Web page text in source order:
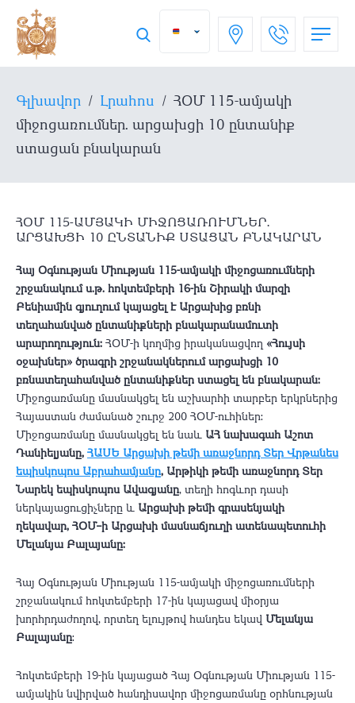
Գլխավոր / Լրահոս / ՀՕՄ 115-ամյակի
միջոցառումներ․ արցախցի 10 ընտանիք
ստացան բնակարան
ՀՕՄ 115-ԱՄՅԱԿԻ ՄԻՋՈՑԱՌՈՒՄՆԵՐ․
ԱՐՑԱԽՑԻ 10 ԸՆՏԱՆԻՔ ՍՏԱՑԱՆ ԲՆԱԿԱՐԱՆ
Հայ Օգնության Միության 115-ամյակի միջոցառումների
շրջանակում ս.թ. հոկտեմբերի 16-ին Շիրակի մարզի
Բենիամին գյուղում կայացել է Արցախից բռնի
տեղահանված ընտանիքների բնակարանամուտի
արարողություն: ՀՕՄ-ի կողմից իրականացվող «Հույսի
օջախներ» ծրագրի շրջանակներում արցախցի 10
բռնատեղահանված ընտանիքներ ստացել են բնակարան։
Միջոցառմանը մասնակցել են աշխարհի տարբեր երկրներից
Հայաստան ժամանած շուրջ 200 ՀՕՄ-ուհիներ։
Միջոցառմանը մասնակցել են նաև ԱՀ նախագահ Աշոտ
Դանիելյանը, ՀԱՍԵ Արցախի թեմի առաջնորդ Տեր Վրթանես
եպիսկոպոս Աբրահամյանը, Արթիկի թեմի առաջնորդ Տեր
Նարեկ եպիսկոպոս Ավագյանը, տեղի հոգևոր դասի
ներկայացուցիչները և Արցախի թեմի գրասենյակի
ղեկավար, ՀՕՄ–ի Արցախի մասնաճյուղի ատենապետուհի
Մելանյա Բալայանը։
Հայ Օգնության Միության 115-ամյակի միջոցառումների
շրջանակում հոկտեմբերի 17-ին կայացավ միօրյա
խորհրդաժողով, որտեղ ելույթով հանդես եկավ Մելանյա
Բալայանը։
Հոկտեմբերի 19-ին կայացած Հայ Օգնության Միության 115-
ամյակին նվիրված հանդիսավոր միջոցառմանը օրհնության